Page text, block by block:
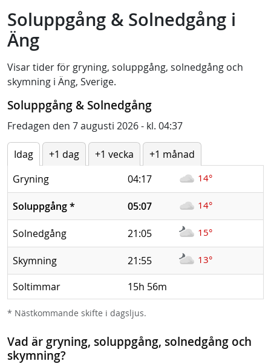
Soluppgång & Solnedgång i
Äng
Visar tider för gryning, soluppgång, solnedgång och
skymning i Äng, Sverige.
Soluppgång & Solnedgång
Fredagen den 7 augusti 2026 - kl. 04:37
Idag +1 dag +1 vecka
+1 månad
Gryning
04:17 14°
Soluppgång* 05:07 14°
Solnedgång 21:05 15°
Skymning 21:55 13°
Soltimmar 15h 56m
* Nästkommande skifte i dagsljus.
Vad är gryning, soluppgång, solnedgång och
skymning?